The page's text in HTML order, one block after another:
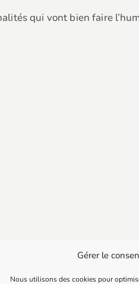
Gérer le
Nous utilisons des cookies pour
qui vont bien faire